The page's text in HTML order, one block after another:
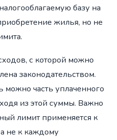
базу на
жилья, но не
с которой можно
законодательством.
можно часть уплаченного
из этой суммы. Важно
лимит применяется к
не к каждому